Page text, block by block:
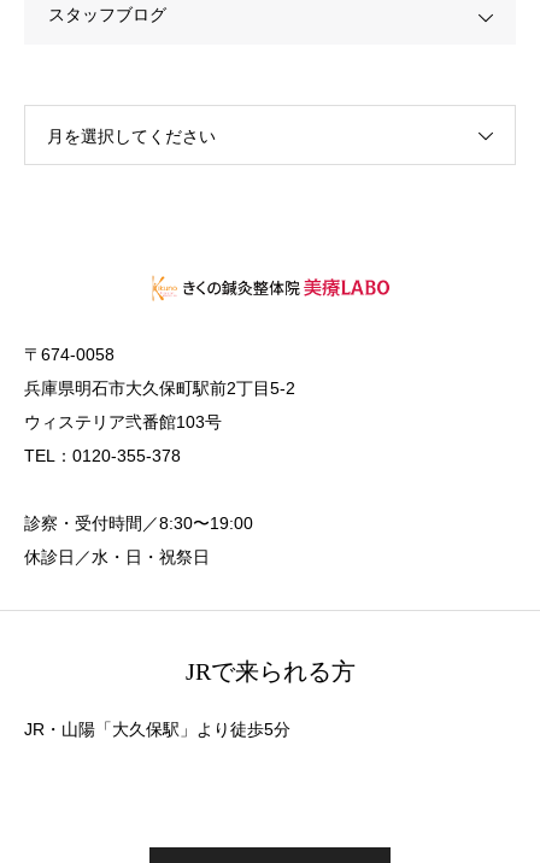
スタッフブログ
月を選択してください
〒674-0058
兵庫県明石市大久保町駅前2丁目5-2
ウィステリア弐番館103号
TEL：0120-355-378
診察・受付時間／8:30〜19:00
休診日／水・日・祝祭日
JRで来られる方
JR・山陽「大久保駅」より徒歩5分